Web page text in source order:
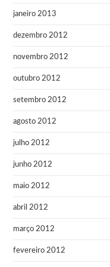
janeiro 2013
dezembro 2012
novembro 2012
outubro 2012
setembro 2012
agosto 2012
julho 2012
junho 2012
maio 2012
abril 2012
março 2012
fevereiro 2012